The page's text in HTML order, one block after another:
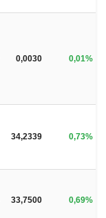
0,0030 0,01%
34,2339 0,73%
33,7500 0,69%